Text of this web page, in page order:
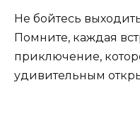
Не бойтесь
Помните, каждая
приключение,
удивительным